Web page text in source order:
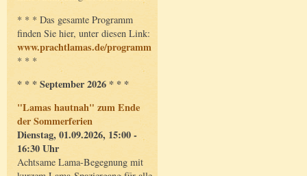
* * * Das gesamte Programm
finden Sie hier, unter diesen Link:
www.prachtlamas.de/programm
* * *
* * * September 2026 * * *
"Lamas hautnah" zum Ende
der Sommerferien
Dienstag, 01.09.2026, 15:00 -
16:30 Uhr
Achtsame Lama-Begegnung mit